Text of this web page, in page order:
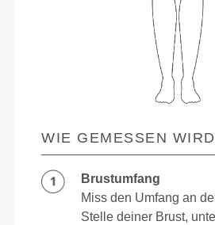
WIE GEMESSEN WIRD
Brustumfang
Miss den Umfang an
Stelle deiner Brust,